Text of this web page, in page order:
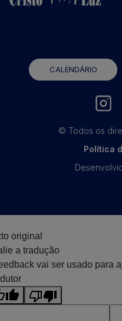
CALENDÁRIO
© Todos os
Política
original
a tradução
vai ser usado para